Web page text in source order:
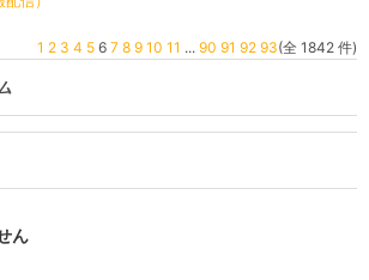
1 2 3 4 5 6 7 8 9 10 11 ... 90 91 92 93(全 1842 件)
ん